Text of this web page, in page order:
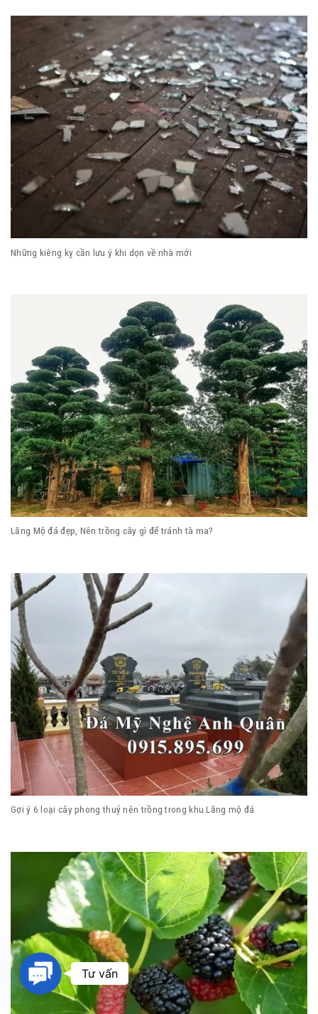
Những kiêng kỵ cần lưu ý khi dọn về nhà mới
Lăng Mộ đá đẹp, Nên trồng cây gì để tránh tà ma?
Gợi ý 6 loại cây phong thuỷ nên trồng trong khu Lăng mộ đá
Contact
Us
Tư vấn